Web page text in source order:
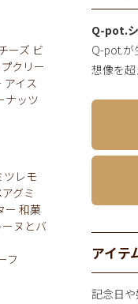
Q-pot.シ
Q-pot.が
想像を
アイテ
記念日
ーズ ビ
クリー
アイス
ナッツ
ツレモ
グミ
ー 和菓
ヌとバ
フ